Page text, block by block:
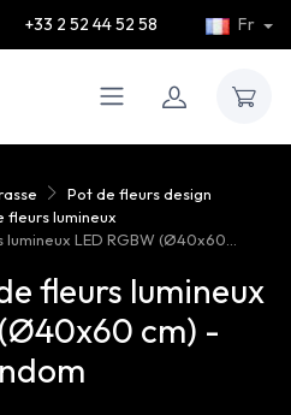
+33 2 52 44 52 58 Fr
Pot de fleurs design
fleurs lumineux
LED RGBW (Ø40x60...
fleurs lumineux
(Ø40x60 cm) -